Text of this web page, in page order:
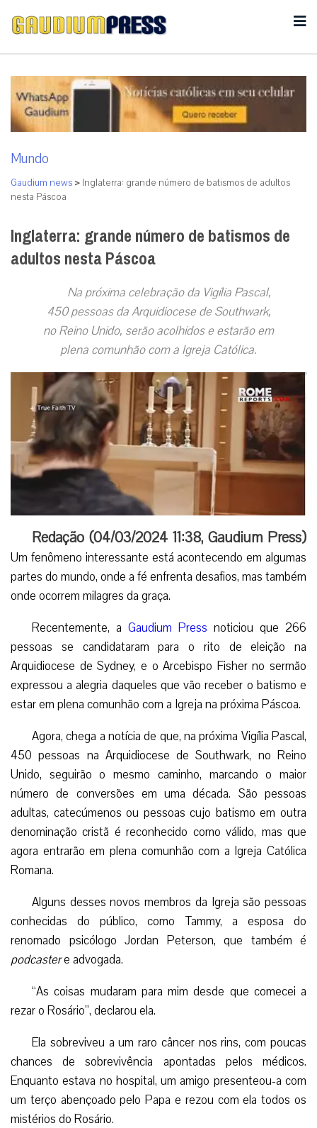
Mundo
Gaudium news > Inglaterra: grande número de batismos de adultos
nesta Páscoa
Inglaterra: grande número de batismos de
adultos nesta Páscoa
Na próxima celebração da Vigília Pascal,
450 pessoas da Arquidiocese de Southwark,
no Reino Unido, serão acolhidos e estarão em
plena comunhão com a Igreja Católica.
Redação (04/03/2024 11:38,Gaudium Press)
Um fenômeno interessante está acontecendo em algumas
partes do mundo, onde a fé enfrenta desafios, mas também
onde ocorrem milagres da graça.
Recentemente, a Gaudium Press noticiou que 266
pessoas se candidataram para o rito de eleição na
Arquidiocese de Sydney, e o Arcebispo Fisher no sermão
expressou a alegria daqueles que vão receber o batismo e
estar em plena comunhão com a Igreja na próxima Páscoa.
Agora, chega a notícia de que, na próxima Vigília Pascal,
450 pessoas na Arquidiocese de Southwark, no Reino
Unido, seguirão o mesmo caminho, marcando o maior
número de conversões em uma década. São pessoas
adultas, catecúmenos ou pessoas cujo batismo em outra
denominação cristã é reconhecido como válido, mas que
agora entrarão em plena comunhão com a Igreja Católica
Romana.
Alguns desses novos membros da Igreja são pessoas
conhecidas do público, como Tammy, a esposa do
renomado psicólogo Jordan Peterson, que também é
podcastere advogada.
“As coisas mudaram para mim desde que comecei a
rezar o Rosário”, declarou ela.
Ela sobreviveu a um raro câncer nos rins, com poucas
chances de sobrevivência apontadas pelos médicos.
Enquanto estava no hospital, um amigo presenteou-a com
um terço abençoado pelo Papa e rezou com ela todos os
mistérios do Rosário.